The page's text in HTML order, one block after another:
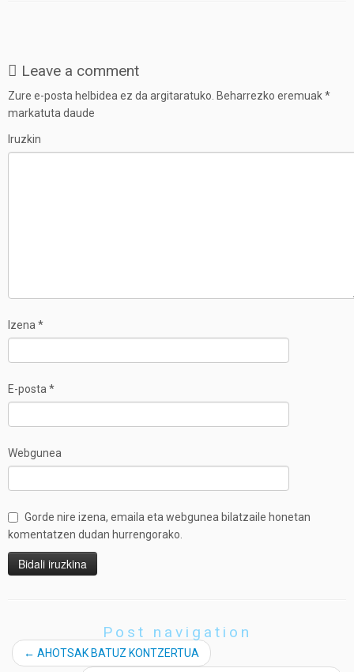
Leave a comment
Zure e-posta helbidea ez da argitaratuko. Beharrezko eremuak*
markatuta daude
Iruzkin
Izena *
E-posta *
Webgunea
Gorde nire izena, emaila eta webgunea bilatzaile honetan
komentatzen dudan hurrengorako.
Post navigation
← AHOTSAK BATUZ KONTZERTUA